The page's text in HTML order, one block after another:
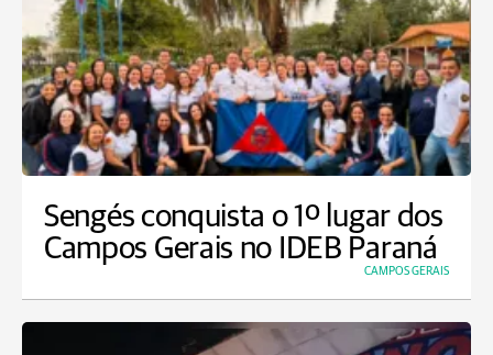
Sengés conquista o 1º lugar dos
Campos Gerais no IDEB Paraná
CAMPOS GERAIS